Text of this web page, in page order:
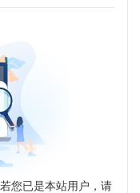
您已是本站用户，请